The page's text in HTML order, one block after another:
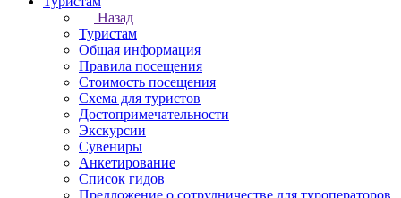
Назад
Туристам
Общая информация
Правила посещения
Стоимость посещения
Схема для туристов
Достопримечательности
Экскурсии
Сувениры
Анкетирование
Список гидов
Предложение о сотрудничестве для туроператоров